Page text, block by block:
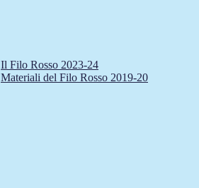
Il Filo Rosso 2023-24
Materiali del Filo Rosso 2019-20